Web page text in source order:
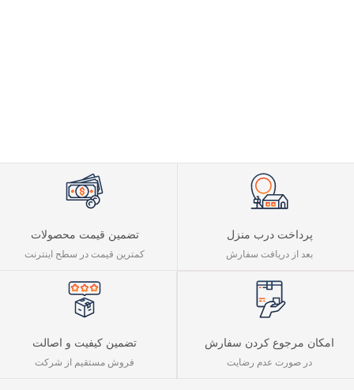
پرداخت درب منزل
بعد از دریافت سفارش
تضمین قیمت محصولات
کمترین قیمت در سطح اینترنت
امکان مرجوع کردن سفارش
در صورت عدم رضایت
تضمین کیفیت و اصالت
فروش مستقیم از شرکت